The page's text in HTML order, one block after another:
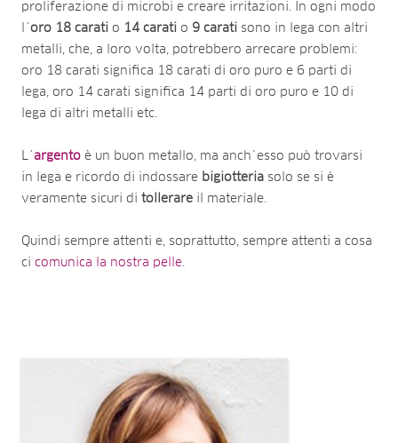
proliferazione di microbi e creare irritazioni. In ogni modo
oro 18 carati o 14 carati o 9 carati sono in lega con altri
metalli, che, a loro volta, potrebbero arrecare problemi:
oro 18 carati significa 18 carati di oro puro e 6 parti di
lega, oro 14 carati significa 14 parti di oro puro e 10 di
lega di altri metalli etc.
L´ argento è un buon metallo, ma anch`esso può trovarsi
in lega e ricordo di indossare bigiotteria solo se si è
veramente sicuri di tollerare il materiale.
Quindi sempre attenti e, soprattutto, sempre attenti a cosa
ci comunica la nostra pelle.